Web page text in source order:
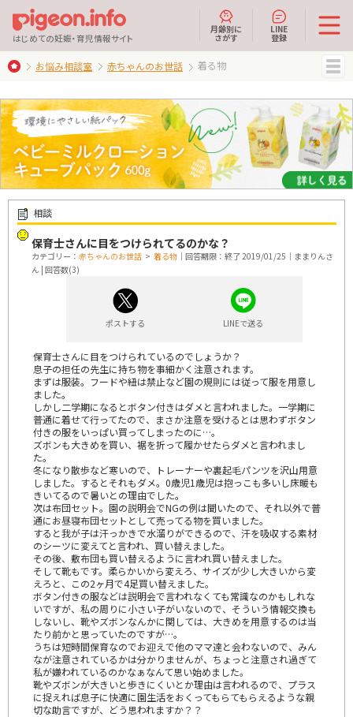
はじめての妊娠・育児情報サイト
月齢別に
さがす
LINE
登録
お悩み相談室 赤ちゃんのお世話 着る物
相談
保育士さんに目をつけられてるのかな？
カテゴリー： 赤ちゃんのお世話 > 着る物 ｜回答期限：終了 2019/01/25｜ままりんさ
ん | 回答数(3)
ポストする LINEで送る
保育士さんに目をつけられているのでしょうか？
息子の担任の先生に持ち物を事細かく注意されます。
まずは服装。フードや紐は禁止など園の規則には従って服を用意し
ました。
しかし二学期になるとボタン付きはダメと言われました。一学期に
普通に着せて行ってたので、まさか注意を受けるとは思わずボタン
付きの服をいっぱい買ってしまったのに…。
ズボンも大きめを買い、裾を折って履かせたらダメと言われまし
た。
冬になり散歩など寒いので、トレーナーや裏起毛パンツを沢山用意
しました。するとそれもダメ。0歳児1歳児は抱っこも多いし床暖も
きいてるので暑いとの理由でした。
次は布団セット。園の説明会でNGの例は聞いたので、それ以外で普
通にお昼寝布団セットとして売ってる物を買いました。
すると我が子は汗っかきで水溜りができるので、汗を吸収する素材
のシーツに変えてと言われ、買い替えました。
その後、敷布団も買い替えるように言われ買い替えました。
そして靴もです。柔らかいから変えろ、サイズが少し大きいから変
えろと、この2ヶ月で4足買い替えました。
ボタン付きの服などは説明会で言われなくても常識なのかもしれな
いですが、私の周りに小さい子がいないので、そういう情報交換も
しないし、靴やズボンなんかに関しては、大きめを用意するのは当
たり前かと思っていたのですが…。
うちは短時間保育なのでお迎えで他のママ達と会わないので、みん
なが注意されているかは分かりませんが、ちょっと注意され過ぎて
私が嫌われているのかなぁなんて思い始めました。
靴やズボンが大きいと歩きにくいとか理由は言われるので、プラス
に捉えれば息子に快適に園生活をおくってもらてもらえるような親
切な助言ですが、どう思われますか？？